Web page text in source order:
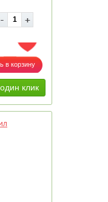
ДОБАВИТЬ В ИЗБРАННОЕ